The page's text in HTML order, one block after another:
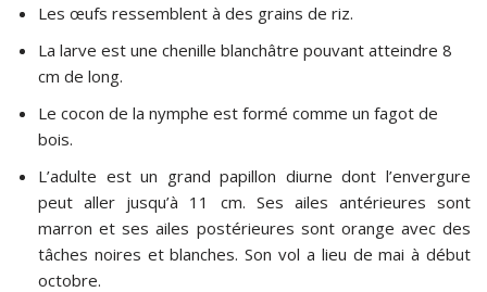
Les œufs ressemblent à des grains de riz.
La larve est une chenille blanchâtre pouvant atteindre 8
cm de long.
Le cocon de la nymphe est formé comme un fagot de
bois.
L’adulte est un grand papillon diurne dont l’envergure
peut aller jusqu’à 11 cm. Ses ailes antérieures sont
marron et ses ailes postérieures sont orange avec des
tâches noires et blanches. Son vol a lieu de mai à début
octobre.